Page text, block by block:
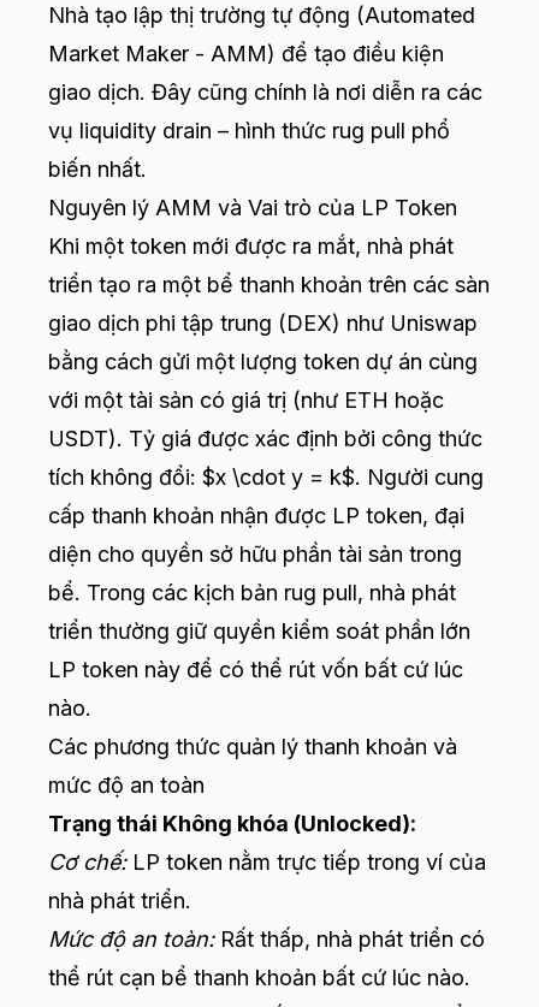
Nhà tạo lập thị trường tự động (Automated
Market Maker - AMM) để tạo điều kiện
giao dịch. Đây cũng chính là nơi diễn ra các
vụ liquidity drain – hình thức rug pull phổ
biến nhất.
Nguyên lý AMM và Vai trò của LP Token
Khi một token mới được ra mắt, nhà phát
triển tạo ra một bể thanh khoản trên các sàn
giao dịch phi tập trung (DEX) như Uniswap
bằng cách gửi một lượng token dự án cùng
với một tài sản có giá trị (như ETH hoặc
USDT). Tỷ giá được xác định bởi công thức
tích không đổi: $x \cdot y = k$. Người cung
cấp thanh khoản nhận được LP token, đại
diện cho quyền sở hữu phần tài sản trong
bể. Trong các kịch bản rug pull, nhà phát
triển thường giữ quyền kiểm soát phần lớn
LP token này để có thể rút vốn bất cứ lúc
nào.
Các phương thức quản lý thanh khoản và
mức độ an toàn
Trạng thái Không khóa (Unlocked):
Cơ chế:LP token nằm trực tiếp trong ví của
nhà phát triển.
Mức độ an toàn:Rất thấp, nhà phát triển có
thể rút cạn bể thanh khoản bất cứ lúc nào.